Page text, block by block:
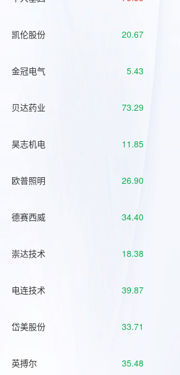
凯伦股份 20.67
金冠电气 5.43
贝达药业 73.29
昊志机电 11.85
欧普照明 26.90
德赛西威 34.40
崇达技术 18.38
电连技术 39.87
岱美股份 33.71
英搏尔 35.48